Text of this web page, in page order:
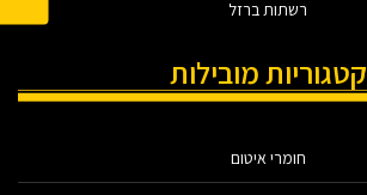
רשתות ברזל
קטגוריות מובילות
חומרי איטום